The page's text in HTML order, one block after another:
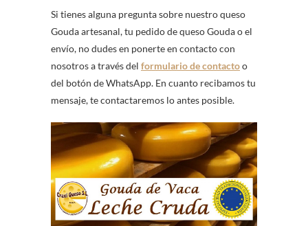
Si tienes alguna pregunta sobre nuestro queso
Gouda artesanal, tu pedido de queso Gouda o el
envío, no dudes en ponerte en contacto con
nosotros a través del formulario de contactoo
del botón de WhatsApp. En cuanto recibamos tu
mensaje, te contactaremos lo antes posible.